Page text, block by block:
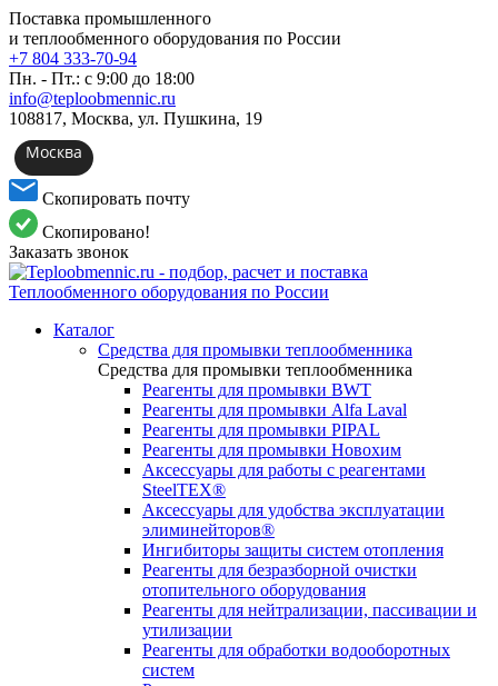
Поставка промышленного
и теплообменного оборудования по России
+7 804 333-70-94
Пн. - Пт.: с 9:00 до 18:00
info@teploobmennic.ru
108817, Москва, ул. Пушкина, 19
Москва
Скопировать почту
Скопировано!
Заказать звонок
Каталог
Средства для промывки теплообменника
Средства для промывки теплообменника
Реагенты для промывки BWT
Реагенты для промывки Alfa Laval
Реагенты для промывки PIPAL
Реагенты для промывки Новохим
Аксессуары для работы с реагентами
SteelTEX®
Аксессуары для удобства эксплуатации
элиминейторов®
Ингибиторы защиты систем отопления
Реагенты для безразборной очистки
отопительного оборудования
Реагенты для нейтрализации, пассивации и
утилизации
Реагенты для обработки водооборотных
систем